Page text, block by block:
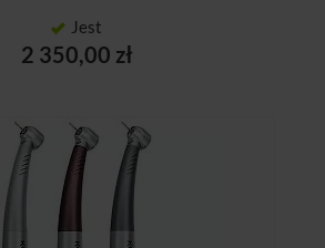
Jest
2 350,00 zł